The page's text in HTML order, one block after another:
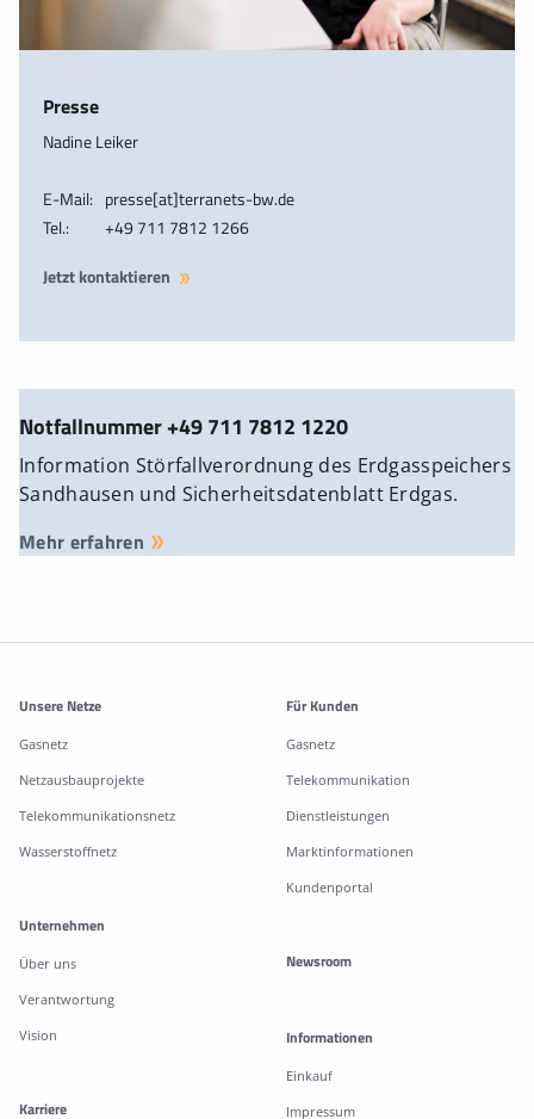
Presse
Nadine Leiker
E-Mail: presse[at]terranets-bw.de
Tel.:
+49 711 7812 1266
Jetzt kontaktieren
Notfallnummer +49 711 7812 1220
Information Störfallverordnung des Erdgasspeichers
Sandhausen und Sicherheitsdatenblatt Erdgas.
Mehr erfahren
Weitere Informationen
Unsere Netze
Gasnetz
Netzausbauprojekte
Telekommunikationsnetz
Wasserstoffnetz
Für Kunden
Gasnetz
Telekommunikation
Dienstleistungen
Marktinformationen
Kundenportal
Unternehmen
Über uns
Verantwortung
Vision
Karriere
Newsroom
Informationen
Einkauf
Impressum